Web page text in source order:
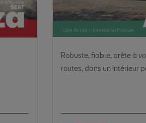
Robuste, fiable, prête à
routes, dans un intérieur